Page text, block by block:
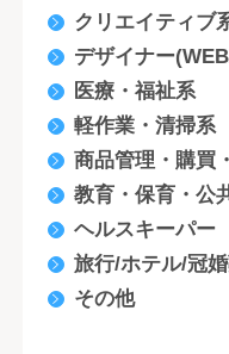
クリエイティブ
デザイナー
医療・福祉系
軽作業・清掃系
商品管理・購買
教育・保育・公
ヘルスキーパー
旅行/ホテル/冠
その他